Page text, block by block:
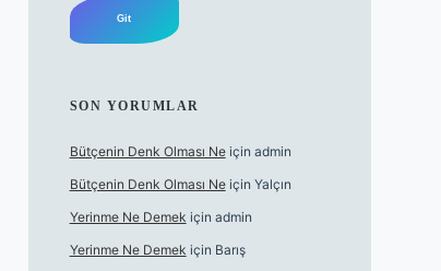
SON YORUMLAR
Bütçenin Denk Olması Neiçin admin
Bütçenin Denk Olması Neiçin Yalçın
Yerinme Ne Demek için admin
Yerinme Ne Demek için Barış